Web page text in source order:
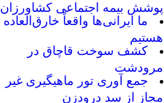
پوشش بیمه اجتماعی کشاورزان
ما ایرانی‌ها واقعاً خارق‌العاده
هستیم
کشف سوخت قاچاق در
مرودشت
جمع آوری تور ماهیگیری غیر
مجاز از سد درودزن